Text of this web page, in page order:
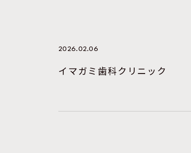
2026.02.06
イマガミ歯科クリニック